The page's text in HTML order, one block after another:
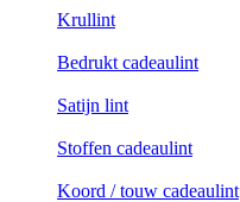
Krullint
Bedrukt cadeaulint
Satijn lint
Stoffen cadeaulint
Koord / touw cadeaulint